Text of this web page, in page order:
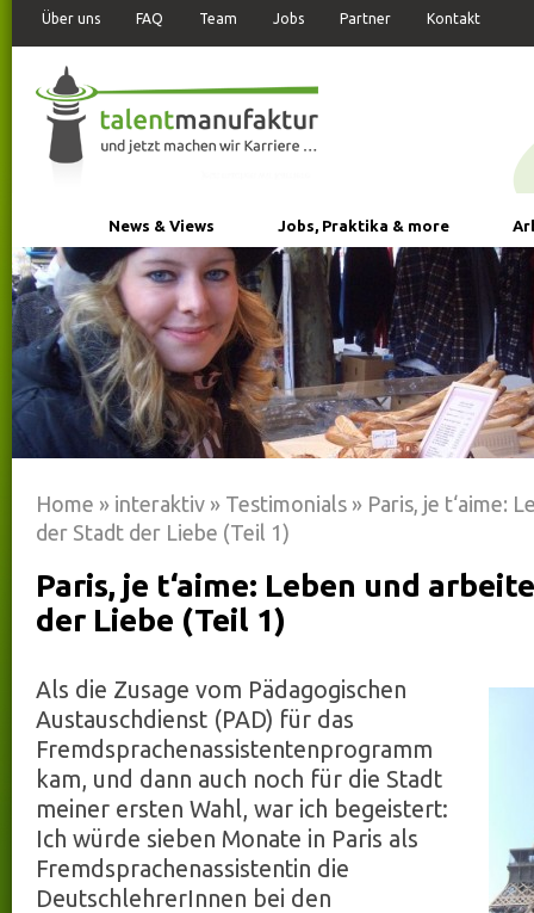
Über uns FAQ Team Jobs Partner Kontakt
News & Views Jobs, Praktika & more
Home » interaktiv » Testimonials » Paris, je t‘aime:
der Stadt der Liebe (Teil 1)
Paris, je t‘aime: Leben und
der Liebe (Teil 1)
Als die Zusage vom Pädagogischen
Austauschdienst (PAD) für das
Fremdsprachenassistentenprogramm
kam, und dann auch noch für die Stadt
meiner ersten Wahl, war ich begeistert:
Ich würde sieben Monate in Paris als
Fremdsprachenassistentin die
DeutschlehrerInnen bei den